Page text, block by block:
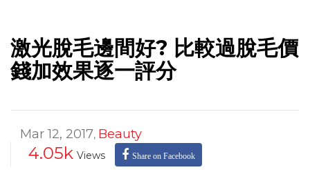
激光脫毛邊間好? 比較過脫毛價
錢加效果逐一評分
Mar 12, 2017, Beauty
4.05k Views Share on Facebook